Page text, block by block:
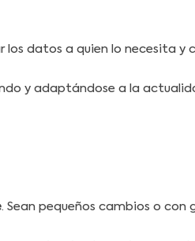
datos a quien lo necesita y
y adaptándose a la
. Sean pequeños cambios o